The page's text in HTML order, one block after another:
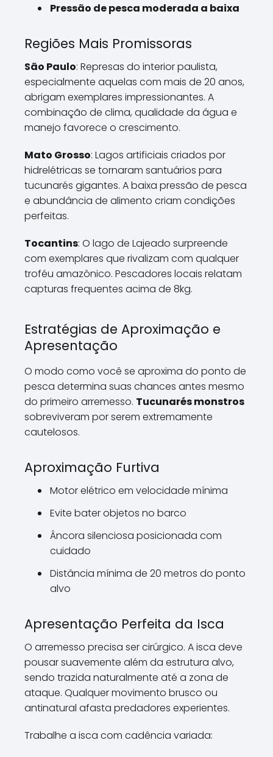
Pressão de pesca moderada a baixa
Regiões Mais Promissoras
São Paulo: Represas do interior paulista,
especialmente aquelas com mais de 20 anos,
abrigam exemplares impressionantes. A
combinação de clima, qualidade da água e
manejo favorece o crescimento.
Mato Grosso: Lagos artificiais criados por
hidrelétricas se tornaram santuários para
tucunarés gigantes. A baixa pressão de pesca
e abundância de alimento criam condições
perfeitas.
Tocantins: O lago de Lajeado surpreende
com exemplares que rivalizam com qualquer
troféu amazônico. Pescadores locais relatam
capturas frequentes acima de 8kg.
Estratégias de Aproximação e
Apresentação
O modo como você se aproxima do ponto de
pesca determina suas chances antes mesmo
do primeiro arremesso. Tucunarés monstros
sobreviveram por serem extremamente
cautelosos.
Aproximação Furtiva
Motor elétrico em velocidade mínima
Evite bater objetos no barco
Âncora silenciosa posicionada com
cuidado
Distância mínima de 20 metros do ponto
alvo
Apresentação Perfeita da Isca
O arremesso precisa ser cirúrgico. A isca deve
pousar suavemente além da estrutura alvo,
sendo trazida naturalmente até a zona de
ataque. Qualquer movimento brusco ou
antinatural afasta predadores experientes.
Trabalhe a isca com cadência variada: